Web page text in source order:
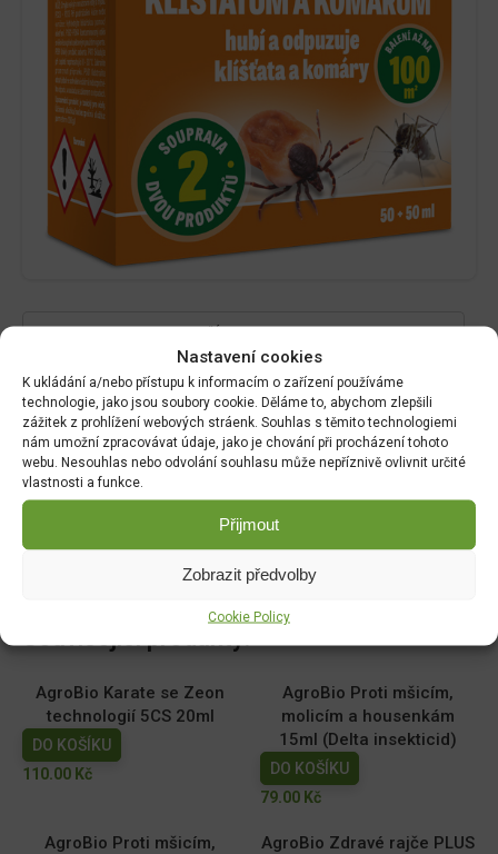
Nastavení cookies
K ukládání a/nebo přístupu k informacím o zařízení používáme
technologie, jako jsou soubory cookie. Děláme to, abychom zlepšili
zážitek z prohlížení webových stráenk. Souhlas s těmito technologiemi
nám umožní zpracovávat údaje, jako je chování při procházení tohoto
webu. Nesouhlas nebo odvolání souhlasu může nepříznivě ovlivnit určité
vlastnosti a funkce.
Přijmout
Zobrazit předvolby
Cookie Policy
Hmotnost
0.110 kg
Rozměry
5 × 5 × 12 cm
AgroBio Karate se Zeon
technologií 5CS 20ml
DO KOŠÍKU
110.00 Kč
AgroBio Proti mšicím,
molicím a housenkám
15ml (Delta insekticid)
DO KOŠÍKU
79.00 Kč
AgroBio Proti mšicím,
AgroBio Zdravé rajče PLUS